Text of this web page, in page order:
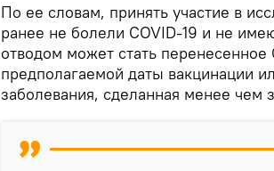
По ее словам, принять участие в
ранее не болели COVID-19 и не
отводом может стать
предполагаемой даты вакцинации
заболевания, сделанная менее чем